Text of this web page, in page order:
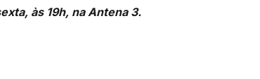
às 19h, na Antena 3.